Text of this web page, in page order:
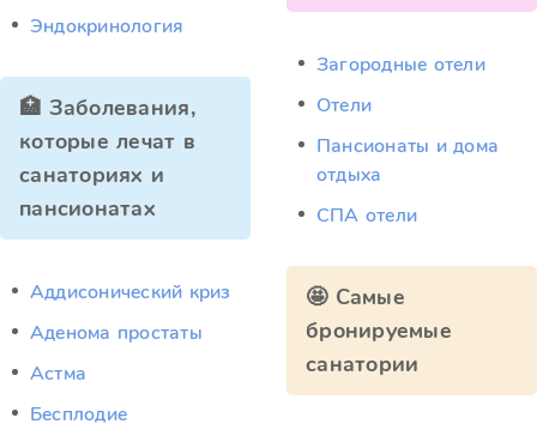
Эндокринология
🏥 Заболевания,
которые лечат в
санаториях и
пансионатах
Аддисонический криз
Аденома простаты
Астма
Бесплодие
Загородные отели
Отели
Пансионаты и дома
отдыха
СПА отели
🤩 Самые
бронируемые
санатории